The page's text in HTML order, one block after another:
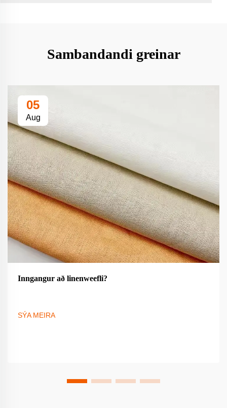
Sambandandi greinar
05
Aug
Inngangur að linenweefli?
SÝA MEIRA